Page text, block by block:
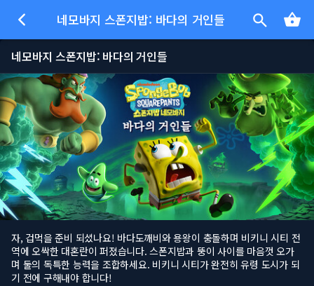
네모바지 스폰지밥: 바다의 거인들
네모바지 스폰지밥: 바다의 거인들
자, 겁먹을 준비 되셨나요! 바다도깨비와 용왕이 충돌하며 비키니 시티 전
역에 오싹한 대혼란이 퍼졌습니다. 스폰지밥과 뚱이 사이를 마음껏 오가
며 둘의 독특한 능력을 조합하세요. 비키니 시티가 완전히 유령 도시가 되
기 전에 구해내야 합니다!